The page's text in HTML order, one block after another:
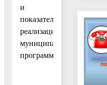
и
показателей
реализации
муниципальной
программы